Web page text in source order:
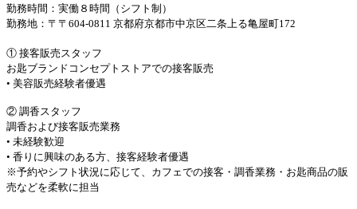
勤務時間：実働８時間（シフト制）
勤務地：〒〒604-0811 京都府京都市中京区二条上る亀屋町172
① 接客販売スタッフ
お匙ブランドコンセプトストアでの接客販売
• 美容販売経験者優遇
② 調香スタッフ
調香および接客販売業務
• 未経験歓迎
• 香りに興味のある方、接客経験者優遇
※予約やシフト状況に応じて、カフェでの接客・調香業務・お匙商品の販
売などを柔軟に担当